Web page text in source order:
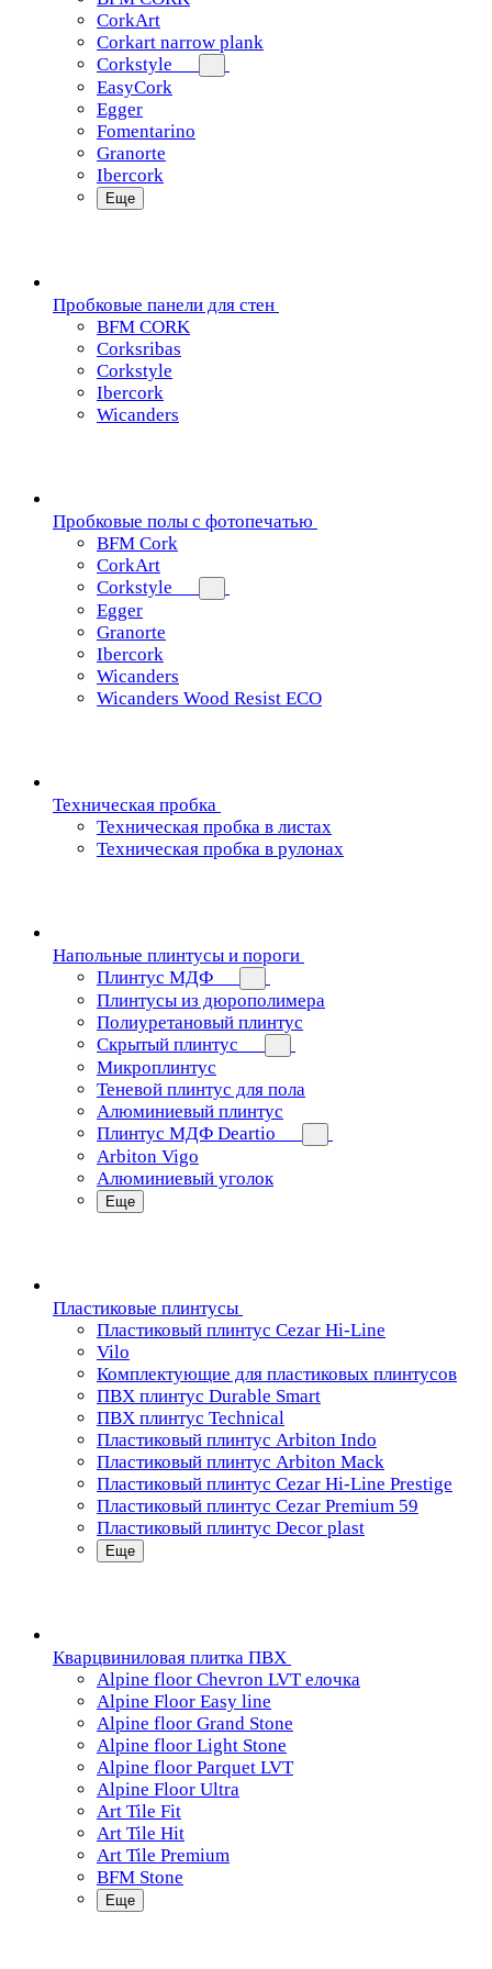
CorkArt
Corkart narrow plank
Corkstyle
EasyCork
Egger
Fomentarino
Granorte
Ibercork
Еще
Пробковые панели для стен
BFM CORK
Corksribas
Corkstyle
Ibercork
Wicanders
Пробковые полы с фотопечатью
BFM Cork
CorkArt
Corkstyle
Egger
Granorte
Ibercork
Wicanders
Wicanders Wood Resist ECO
Техническая пробка
Техническая пробка в листах
Техническая пробка в рулонах
Напольные плинтусы и пороги
Плинтус МДФ
Плинтусы из дюрополимера
Полиуретановый плинтус
Скрытый плинтус
Микроплинтус
Теневой плинтус для пола
Алюминиевый плинтус
Плинтус МДФ Deartio
Arbiton Vigo
Алюминиевый уголок
Еще
Пластиковые плинтусы
Пластиковый плинтус Cezar Hi-Line
Vilo
Комплектующие для пластиковых плинтусов
ПВХ плинтус Durable Smart
ПВХ плинтус Technical
Пластиковый плинтус Arbiton Indo
Пластиковый плинтус Arbiton Mack
Пластиковый плинтус Cezar Hi-Line Prestige
Пластиковый плинтус Cezar Premium 59
Пластиковый плинтус Decor plast
Еще
Кварцвиниловая плитка ПВХ
Alpine floor Chevron LVT елочка
Alpine Floor Easy line
Alpine floor Grand Stone
Alpine floor Light Stone
Alpine floor Parquet LVT
Alpine Floor Ultra
Art Tile Fit
Art Tile Hit
Art Tile Premium
BFM Stone
Еще